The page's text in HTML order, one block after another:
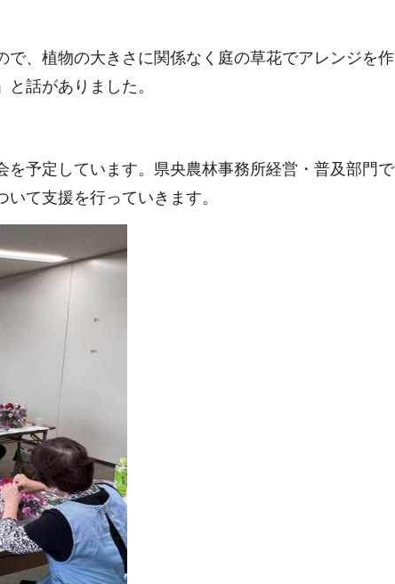
、植物の大きさに関係なく庭の草花でアレンジを作
話がありました。
予定しています。県央農林事務所経営・普及部門で
て支援を行っていきます。